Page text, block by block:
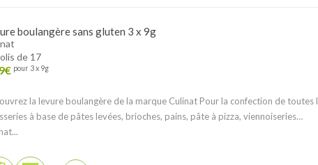
boulangère sans gluten 3 x 9g
de 17
€ pour 3 x 9g
la levure boulangère de la marque Culinat Pour la confection de toutes
à base de pâtes levées, brioches, pains, pâte à pizza, viennoiseries…